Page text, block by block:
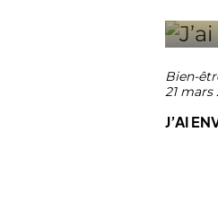
Bien-
21 mars
J’AI